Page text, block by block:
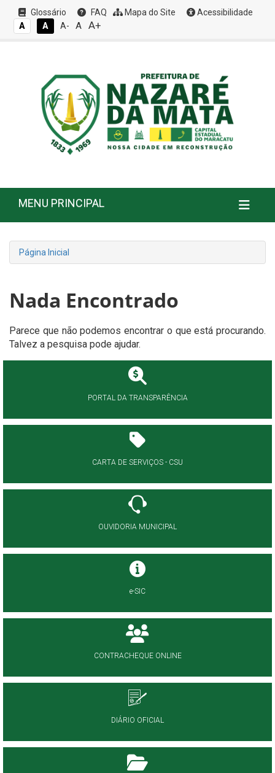
Glossário FAQ Mapa do Site
Acessibilidade
A
A A- A A+
MENU PRINCIPAL
Página Inicial
Nada Encontrado
Parece que não podemos encontrar o que está procurando.
Talvez a pesquisa pode ajudar.
PORTAL DA TRANSPARÊNCIA
CARTA DE SERVIÇOS - CSU
OUVIDORIA MUNICIPAL
e-SIC
CONTRACHEQUE ONLINE
DIÁRIO OFICIAL